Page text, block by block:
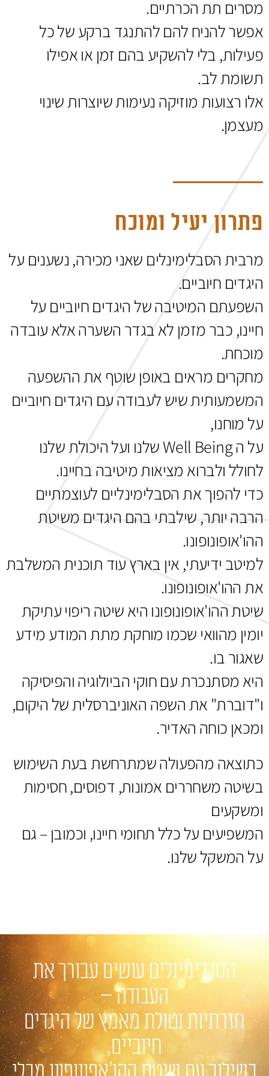
מסרים תת הכרתיים.
אפשר להניח להם להתנגד ברקע של כל
פעילות, בלי להשקיע בהם זמן או אפילו
תשומת לב.
אלו רצועות מוזיקה נעימות שיוצרות שינוי
מעצמן.
פתרון יעיל ומוכח
מרבית הסבלימינלים שאני מכירה, נשענים על
היגדים חיוביים.
השפעתם המיטיבה של היגדים חיוביים על
חיינו, כבר מזמן לא בגדר השערה אלא עובדה
מוכחת.
מחקרים מראים באופן שוטף את ההשפעה
המשמעותית שיש לעבודה עם היגדים חיוביים
על מוחנו,
על ה Well Being שלנו ועל היכולת שלנו
לחולל ולברוא מציאות מיטיבה בחיינו.
כדי להפוך את הסבלימינליים לעוצמתיים
הרבה יותר, שילבתי בהם היגדים משיטת
ההו'אופונופונו.
למיטב ידיעתי, אין בארץ עוד תוכנית המשלבת
את ההו'אופונופונו.
שיטת ההו'אופונופונו היא שיטה ריפוי עתיקת
יומין מהוואי שכמו מוחקת מתת המודע מידע
שאגור בו.
היא מסתנכרת עם חוקי הביולוגיה והפיסיקה
ו"דוברת" את השפה האוניברסלית של היקום,
ומכאן כוחה האדיר.
כתוצאה מהפעולה שמתרחשת בעת השימוש
בשיטה משחררים אמונות, דפוסים, חסימות
ומשקעים
המשפיעים על כלל תחומי חיינו, וכמובן – גם
על המשקל שלנו.
הסבלימינלים עושים עבורך את
העבודה –
חזרתיות נטולת מאמץ של היגדים
חיוביים,